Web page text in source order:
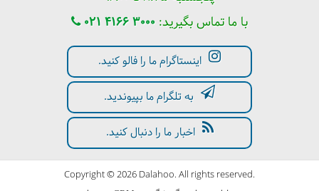
با ما تماس بگیرید: 021 4166 3000
اینستاگرام ما را فالو کنید.
به تلگرام ما بپیوندید.
اخبار ما را دنبال کنید.
Copyright © 2026 Dalahoo. All rights reserved.